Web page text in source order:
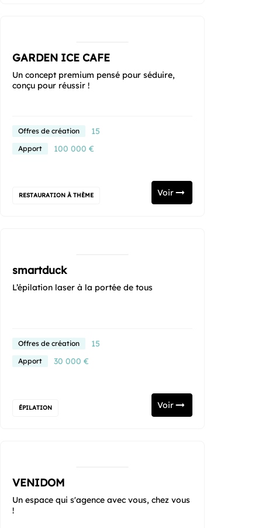
GARDEN ICE CAFE
Un concept premium pensé pour séduire,
conçu pour réussir !
Offres de création 15
Apport 100 000 €
RESTAURATION À THÈME Voir
smartduck
L’épilation laser à la portée de tous
Offres de création 15
Apport 30 000 €
ÉPILATION Voir
VENIDOM
Un espace qui s'agence avec vous, chez vous
!